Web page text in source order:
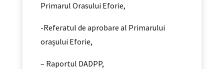
Primarul Orasului Eforie,
-Referatul de aprobare al Primarului
orașului Eforie,
– Raportul DADPP,